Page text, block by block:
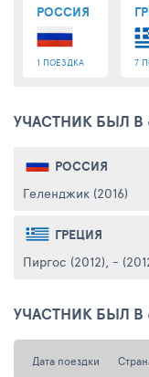
РОССИЯ
1 ПОЕЗДКА 7
УЧАСТНИК БЫЛ В
РОССИЯ
Геленджик (2016)
ГРЕЦИЯ
Пиргос (2012), -
УЧАСТНИК БЫЛ В
Дата поездки